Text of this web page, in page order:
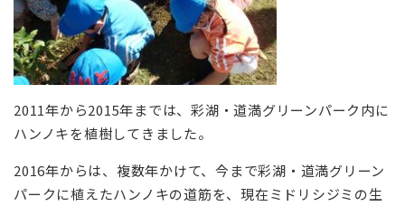
2011年から2015年までは、彩湖・道満グリーンパーク内に
ハンノキを植樹してきました。
2016年からは、複数年かけて、今まで彩湖・道満グリーン
パークに植えたハンノキの道筋を、現在ミドリシジミの生